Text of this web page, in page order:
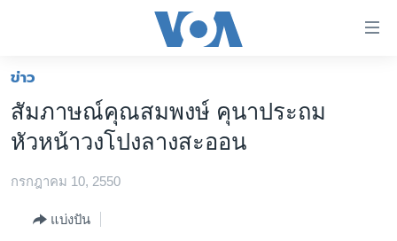
ต่อ
ข้าม
ไป
เนื้อหา
ข้าม
โลก
เอเชีย
สหรัฐฯ
ไทย
ข่าว
สัมภาษณ์คุณสมพงษ์ คุนาประถม
หัวหน้าวงโปงลางสะออน
กรกฎาคม 10, 2550
แบ่งปัน